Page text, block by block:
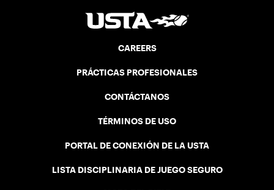
CAREERS
PRÁCTICAS PROFESIONALES
CONTÁCTANOS
TÉRMINOS DE USO
PORTAL DE CONEXIÓN DE LA USTA
LISTA DISCIPLINARIA DE JUEGO SEGURO